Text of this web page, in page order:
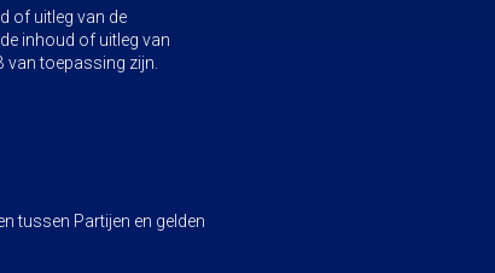
of uitleg van de
inhoud of uitleg van
toepassing zijn.
tussen Partijen en gelden